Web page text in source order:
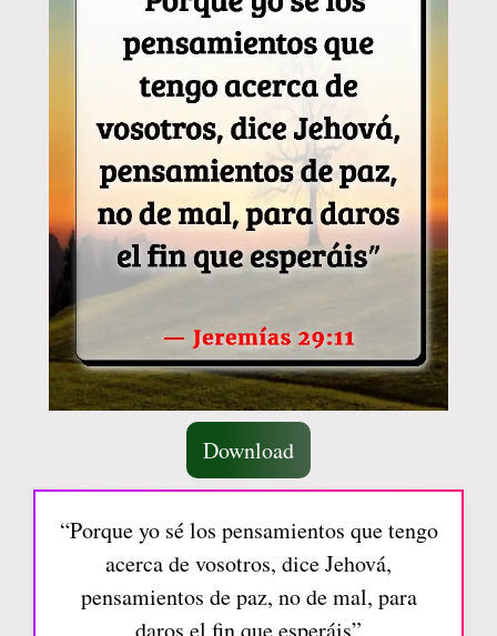
Download
“Porque yo sé los pensamientos que tengo
acerca de vosotros, dice Jehová,
pensamientos de paz, no de mal, para
daros el fin que esperáis”